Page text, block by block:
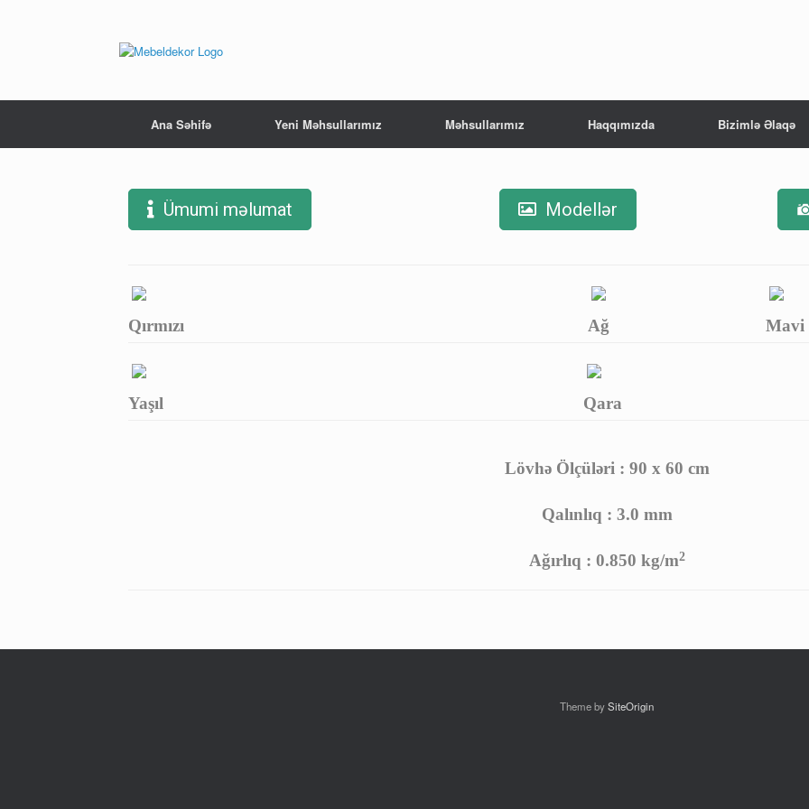
Ana Səhifə Yeni Məhsullarımız Məhsullarımız Haqqımızda Bizimlə Əlaqə
Ümumi məlumat Modellər
Qırmızı Ağ Mavi
Yaşıl Qara
Lövhə Ölçüləri : 90 x 60 cm
Qalınlıq : 3.0 mm
Ağırlıq : 0.850 kg/m2
Theme bySiteOrigin